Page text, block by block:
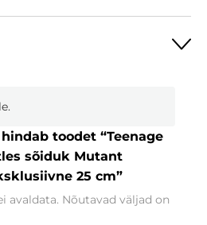
toodet “Teenage
sõiduk Mutant
25 cm”
avaldata. Nõutavad väljad on